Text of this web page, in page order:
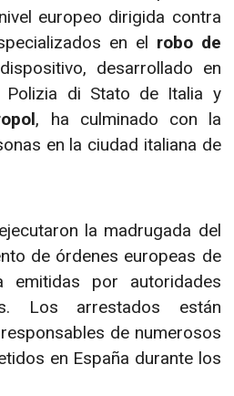
europeo dirigida contra
en el robo de
desarrollado en
Polizia di Stato de Italia y
, ha culminado con la
en la ciudad italiana de
la madrugada del
de órdenes europeas de
emitidas por autoridades
Los arrestados están
de numerosos
en España durante los